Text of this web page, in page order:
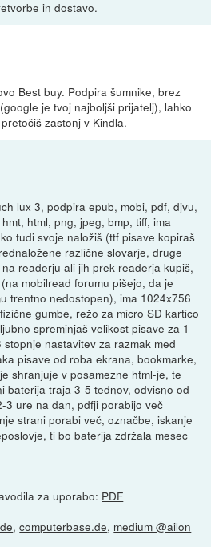
in dostavo.
Best buy. Podpira šumnike, brez
je tvoj najboljši prijatelj), lahko
zastonj v Kindla.
lux 3, podpira epub, mobi, pdf, djvu,
html, png, jpeg, bmp, tiff, ima
tudi svoje naložiš (ttf pisave kopiraš
različne slovarje, druge
readerju ali jih prek readerja kupiš,
mobilread forumu pišejo, da je
trentno nedostopen), ima 1024x756
gumbe, režo za micro SD kartico
spreminjaš velikost pisave za 1
nastavitev za razmak med
pisave od roba ekrana, bookmarke,
shranjuje v posamezne html-je, te
baterija traja 3-5 tednov, odvisno od
3 ure na dan, pdfji porabijo več
strani porabi več, označbe, iskanje
ti bo baterija zdržala mesec
za uporabo: PDF
,computerbase.de, medium @ailon